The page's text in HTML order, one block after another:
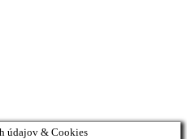
údajov & Cookies